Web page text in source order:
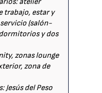
trabajo, estar y
(salón-
y dos
zonas lounge
zona de
Jesús del Peso